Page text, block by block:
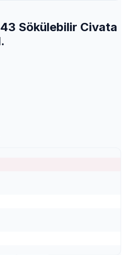
Sökülebilir Civata